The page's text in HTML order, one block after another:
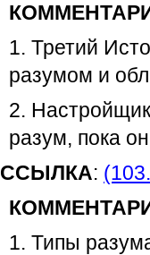
1. Третий
разумом и
2.
разум, пока
ССЫЛКА:
1. Типы